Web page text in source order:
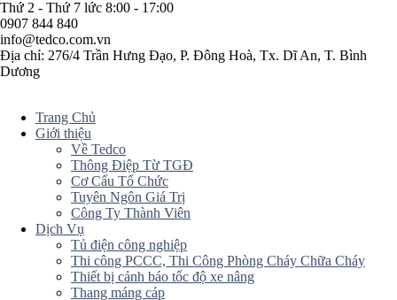
Thứ 2 - Thứ 7 lức 8:00 - 17:00
0907 844 840
info@tedco.com.vn
Địa chỉ: 276/4 Trần Hưng Đạo, P. Đông Hoà, Tx. Dĩ An, T. Bình
Dương
Trang Chủ
Giới thiệu
Về Tedco
Thông Điệp Từ TGĐ
Cơ Cấu Tổ Chức
Tuyên Ngôn Giá Trị
Công Ty Thành Viên
Dịch Vụ
Tủ điện công nghiệp
Thi công PCCC, Thi Công Phòng Cháy Chữa Cháy
Thiết bị cảnh báo tốc độ xe nâng
Thang máng cáp